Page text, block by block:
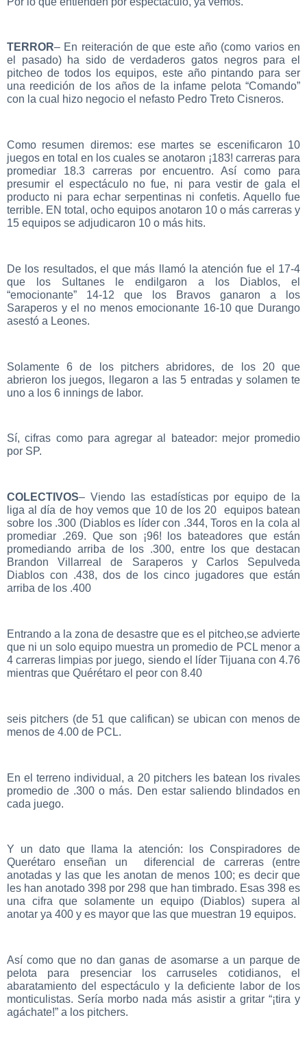
TERROR– En reiteración de que este año (como varios en
el pasado) ha sido de verdaderos gatos negros para el
pitcheo de todos los equipos, este año pintando para ser
una reedición de los años de la infame pelota “Comando”
con la cual hizo negocio el nefasto Pedro Treto Cisneros.
Como resumen diremos: ese martes se escenificaron 10
juegos en total en los cuales se anotaron ¡183! carreras para
promediar 18.3 carreras por encuentro. Así como para
presumir el espectáculo no fue, ni para vestir de gala el
producto ni para echar serpentinas ni confetis. Aquello fue
terrible. EN total, ocho equipos anotaron 10 o más carreras y
15 equipos se adjudicaron 10 o más hits.
De los resultados, el que más llamó la atención fue el 17-4
que los Sultanes le endilgaron a los Diablos, el
“emocionante” 14-12 que los Bravos ganaron a los
Saraperos y el no menos emocionante 16-10 que Durango
asestó a Leones.
Solamente 6 de los pitchers abridores, de los 20 que
abrieron los juegos, llegaron a las 5 entradas y solamen te
uno a los 6 innings de labor.
Sí, cifras como para agregar al bateador: mejor promedio
por SP.
COLECTIVOS– Viendo las estadísticas por equipo de la
liga al día de hoy vemos que 10 de los 20 equipos batean
sobre los .300 (Diablos es líder con .344, Toros en la cola al
promediar .269. Que son ¡96! los bateadores que están
promediando arriba de los .300, entre los que destacan
Brandon Villarreal de Saraperos y Carlos Sepulveda
Diablos con .438, dos de los cinco jugadores que están
arriba de los .400
Entrando a la zona de desastre que es el pitcheo,se advierte
que ni un solo equipo muestra un promedio de PCL menor a
4 carreras limpias por juego, siendo el líder Tijuana con 4.76
mientras que Quérétaro el peor con 8.40
seis pitchers (de 51 que califican) se ubican con menos de
menos de 4.00 de PCL.
En el terreno individual, a 20 pitchers les batean los rivales
promedio de .300 o más. Den estar saliendo blindados en
cada juego.
Y un dato que llama la atención: los Conspiradores de
Querétaro enseñan un diferencial de carreras (entre
anotadas y las que les anotan de menos 100; es decir que
les han anotado 398 por 298 que han timbrado. Esas 398 es
una cifra que solamente un equipo (Diablos) supera al
anotar ya 400 y es mayor que las que muestran 19 equipos.
Así como que no dan ganas de asomarse a un parque de
pelota para presenciar los carruseles cotidianos, el
abaratamiento del espectáculo y la deficiente labor de los
monticulistas. Sería morbo nada más asistir a gritar “¡tira y
agáchate!” a los pitchers.